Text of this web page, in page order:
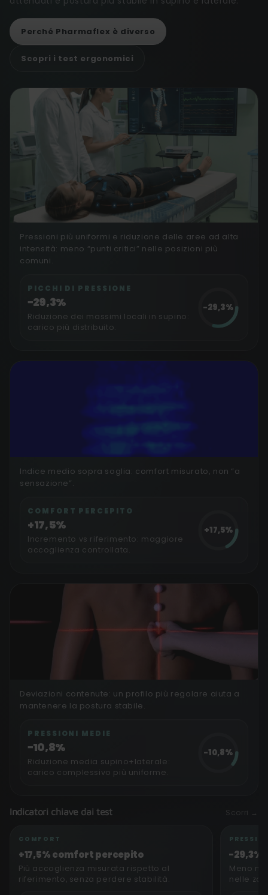
Perché Pharmaflex è diverso
Scopri i test ergonomici
Test su mappa di pressione
DISTRIBUZIONE DEL CARICO
Pressioni più uniformi e riduzione delle aree ad alta
intensità: meno “punti critici” nelle posizioni più
comuni.
PICCHI DI PRESSIONE
−29,3%
Riduzione dei massimi locali in supino:
carico più distribuito.
−29,3%
Indice di Comfort
Indice medio sopra soglia: comfort misurato, non “a
sensazione”.
COMFORT PERCEPITO
+17,5%
Incremento vs riferimento: maggiore
accoglienza controllata.
+17,5%
Allineamento lombare
Deviazioni contenute: un profilo più regolare aiuta a
mantenere la postura stabile.
PRESSIONI MEDIE
−10,8%
Riduzione media supino+laterale:
carico complessivo più uniforme.
−10,8%
Indicatori chiave dai test Scorri →
COMFORT
+17,5% comfort percepito
Più accoglienza misurata rispetto al
riferimento, senza perdere stabilità.
−29,3%
Meno
nelle